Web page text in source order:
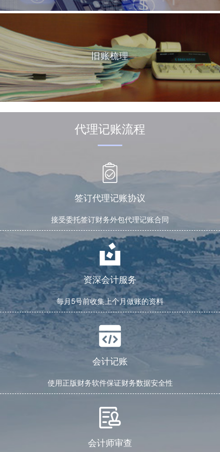
旧账梳理
代理记账流程
签订代理记账协议
接受委托签订财务外包代理记账合同
资深会计服务
每月5号前收集上个月做账的资料
会计记账
使用正版财务软件保证财务数据安全性
会计师审查